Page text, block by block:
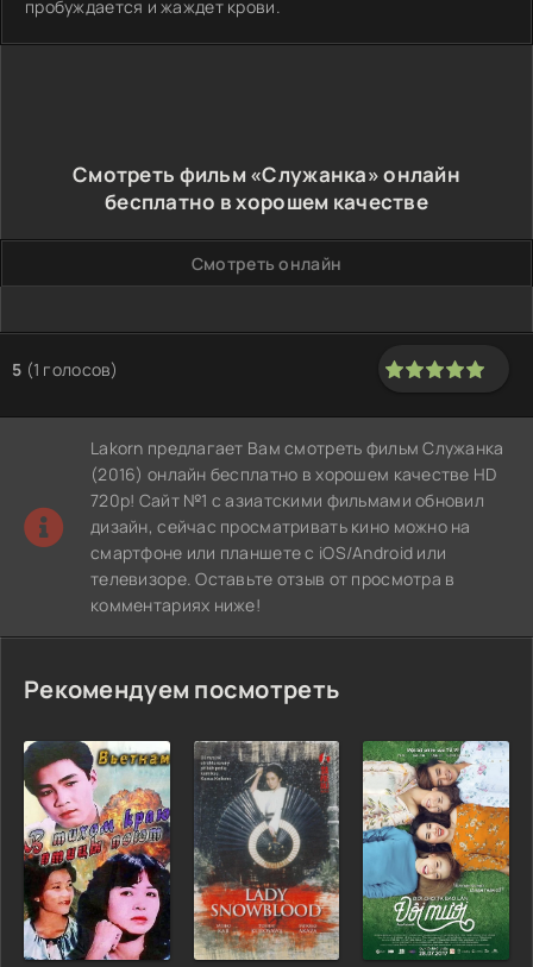
пробуждается и жаждет крови.
Смотреть фильм «Служанка» онлайн
бесплатно в хорошем качестве
Смотреть онлайн
5 (1 голосов)
Lakorn предлагает Вам смотреть фильм Служанка
(2016) онлайн бесплатно в хорошем качестве HD
720p! Сайт №1 с азиатскими фильмами обновил
дизайн, сейчас просматривать кино можно на
смартфоне или планшете с iOS/Android или
телевизоре. Оставьте отзыв от просмотра в
комментариях ниже!
Рекомендуем посмотреть